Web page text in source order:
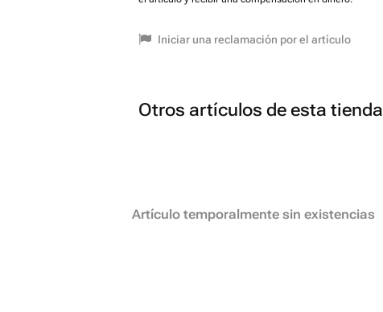
Iniciar una reclamación por el artículo
Otros artículos de esta tienda
Artículo temporalmente sin existencias